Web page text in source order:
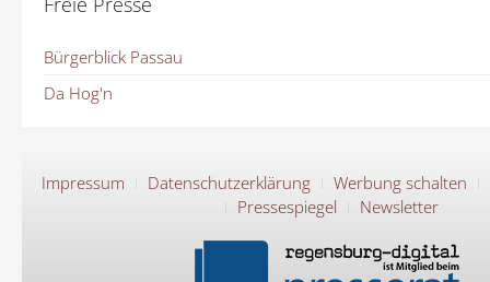
Bürgerblick Passau
Da Hog'n
Impressum Datenschutzerklärung
Werbung schalten
Pressespiegel
Newsletter